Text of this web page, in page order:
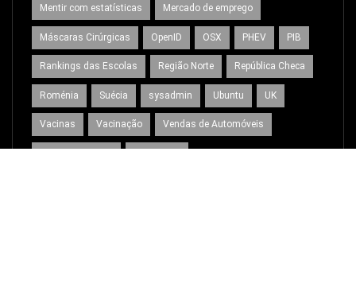
Mentir com estatísticas Mercado de emprego
Máscaras Cirúrgicas OpenID OSX PHEV PIB
Rankings das Escolas Região Norte República Checa
Roménia Suécia sysadmin Ubuntu UK
Vacinas Vacinação Vendas de Automóveis